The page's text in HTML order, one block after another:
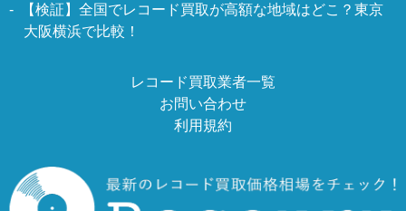
【検証】全国でレコード買取が高額な地域はどこ？東京
大阪横浜で比較！
レコード買取業者一覧
お問い合わせ
利用規約